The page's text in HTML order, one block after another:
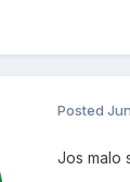
Posted
Jos malo